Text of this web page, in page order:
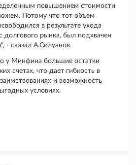
повышением стоимости
Потому что тот объем
в результате ухода
долгового рынка, был подхвачен
- сказал А.Силуанов.
у Минфина большие остатки
счетах, что дает гибкость в
и возможность
условиях.